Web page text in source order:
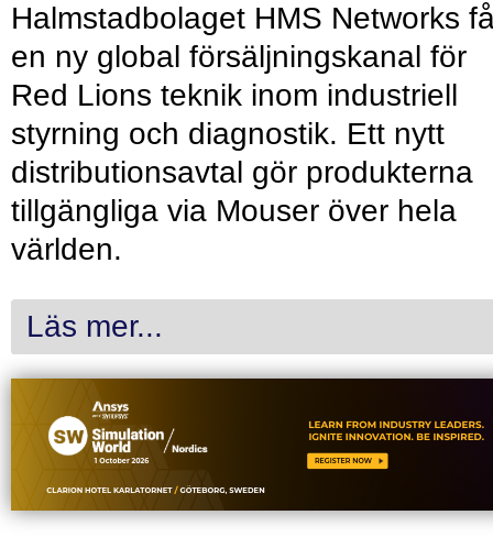
Halmstadbolaget HMS Networks
en ny global försäljningskanal för
Red Lions teknik inom industriell
styrning och diagnostik. Ett nytt
distributionsavtal gör produkterna
tillgängliga via Mouser över hela
världen.
Läs mer...